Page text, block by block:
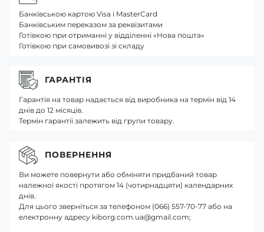
Банківською картою Visa і MasterCard
Банківським переказом за реквізитами
Готівкою при отриманні у відділенні «Нова пошта»
Готівкою при самовивозі зі складу
ГАРАНТІЯ
Гарантія на товар надається від виробника на термін від 14
днів до 12 місяців.
Термін гарантії залежить від групи товару.
ПОВЕРНЕННЯ
Ви можете повернути або обміняти придбаний товар
належної якості протягом 14 (чотирнадцяти) календарних
днів.
Для цього зверніться за телефоном (066) 557-70-77 або на
електронну адресу kiborg.com.ua@gmail.com;